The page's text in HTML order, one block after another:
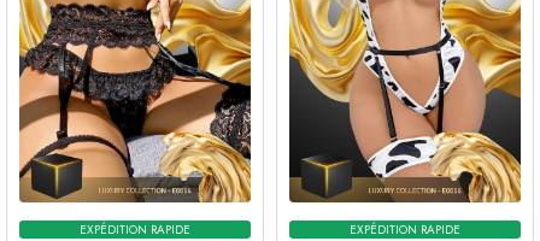
EXPÉDITION RAPIDE EXPÉDITION RAPIDE